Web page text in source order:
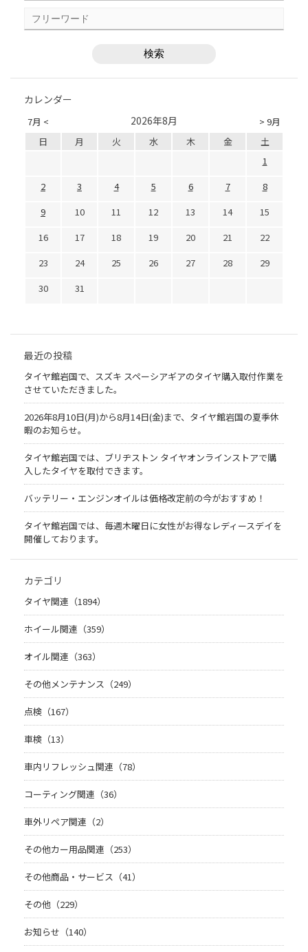
カレンダー
7月 < > 9月
2026年8月
日 月 火 水 木 金
土
1
2
3 4 5 6 7
8
9
10 11 12 13 14
15
16
17 18 19 20 21
22
23
24 25 26 27 28
29
30
31
最近の投稿
タイヤ館岩国で、スズキ スペーシアギアのタイヤ購入取付作業を
させていただきました。
2026年8月10日(月)から8月14日(金)まで、タイヤ館岩国の夏季休
暇のお知らせ。
タイヤ館岩国では、ブリヂストン タイヤオンラインストアで購
入したタイヤを取付できます。
バッテリー・エンジンオイルは価格改定前の今がおすすめ！
タイヤ館岩国では、毎週木曜日に女性がお得なレディースデイを
開催しております。
カテゴリ
タイヤ関連（1894）
ホイール関連（359）
オイル関連（363）
その他メンテナンス（249）
点検（167）
車検（13）
車内リフレッシュ関連（78）
コーティング関連（36）
車外リペア関連（2）
その他カー用品関連（253）
その他商品・サービス（41）
その他（229）
お知らせ（140）